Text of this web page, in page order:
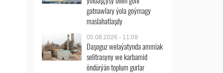
gatnawlary ýola goýmagy
maslahatlaşdy
05.08.2026 - 11:09
Daşoguz welaýatynda ammiak
selitrasyny we karbamid
öndürýän toplum gurlar